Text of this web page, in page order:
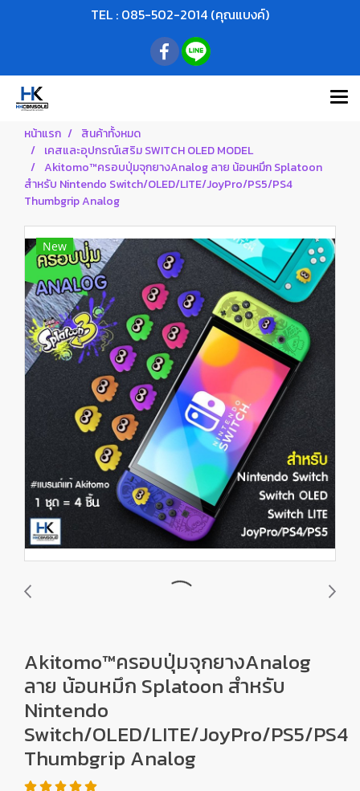
TEL : 085-502-2014 (คุณแบงค์)
หน้าแรก
สินค้าทั้งหมด
เคสและอุปกรณ์เสริม SWITCH OLED MODEL
Akitomo™ครอบปุ่มจุกยางAnalog ลาย น้อนหมึก Splatoon
สำหรับ Nintendo Switch/OLED/LITE/JoyPro/PS5/PS4
Thumbgrip Analog
New
Akitomo™ครอบปุ่มจุกยางAnalog
ลาย น้อนหมึก Splatoon สำหรับ
Nintendo
Switch/OLED/LITE/JoyPro/PS5/PS4
Thumbgrip Analog